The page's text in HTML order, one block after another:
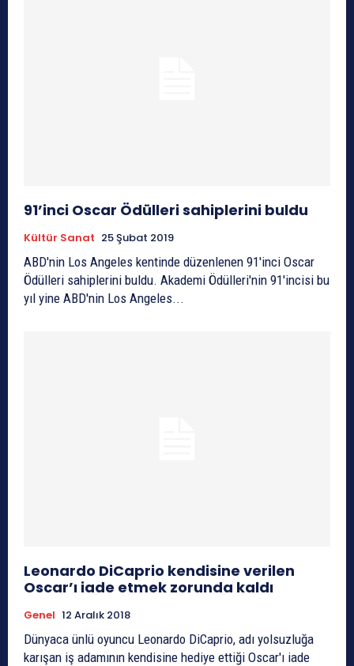
91’inci Oscar Ödülleri sahiplerini buldu
Kültür Sanat 25 Şubat 2019
ABD'nin Los Angeles kentinde düzenlenen 91'inci Oscar
Ödülleri sahiplerini buldu. Akademi Ödülleri'nin 91'incisi bu
yıl yine ABD'nin Los Angeles...
Leonardo DiCaprio kendisine verilen
Oscar’ı iade etmek zorunda kaldı
Genel 12 Aralık 2018
Dünyaca ünlü oyuncu Leonardo DiCaprio, adı yolsuzluğa
karışan iş adamının kendisine hediye ettiği Oscar'ı iade